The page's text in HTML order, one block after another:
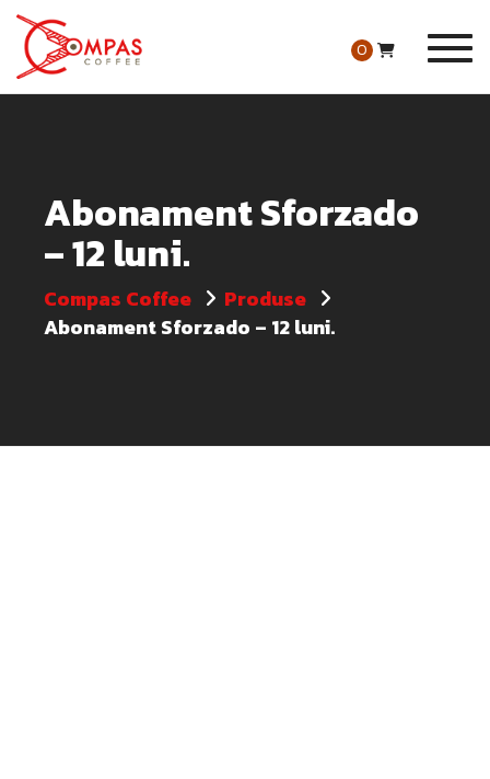
0
Abonament Sforzado
– 12 luni.
Compas Coffee
Produse
Abonament Sforzado – 12 luni.